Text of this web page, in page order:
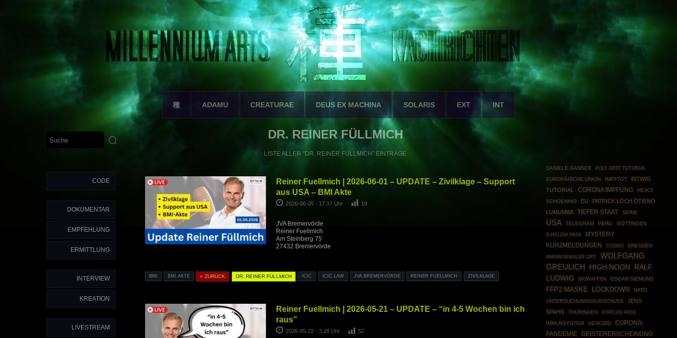
種 ADAMU CREATURAE DEUS EX MACHINA SOLARIS EXT INT
CODE
DOKUMENTAR
EMPFEHLUNG
ERMITTLUNG
INTERVIEW
KREATION
LIVESTREAM
DR. REINER FÜLLMICH
LISTE ALLER "DR. REINER FÜLLMICH" EINTRÄGE
Reiner Fuellmich | 2026-06-01 – UPDATE – Zivilklage – Support
aus USA – BMI Akte
2026-06-05 - 17:37 Uhr 19
JVA Bremervörde
Reiner Fuellmich
Am Steinberg 75
27432 Bremervörde
BMI BMI AKTE « ZURÜCK DR. REINER FÜLLMICH ICIC ICIC.LAW JVA BREMERVÖRDE REINER FUELLMICH ZIVILKLAGE
Reiner Fuellmich | 2026-05-21 – UPDATE – “in 4-5 Wochen bin ich
raus”
2026-05-22 - 3:28 Uhr 52
DANIELE GANSER
POLY GRID TUTORIAL
EUROPÄISCHE UNION
IMPFTOT
BITWIG
TUTORIAL
CORONA IMPFUNG
HEIKO
SCHOENING
EU
PATRICK LOCH OTIENO
LUMUMBA
TIEFER STAAT SERIE
USA TELEGRAM PERU GÖTTINGEN
DJATLOW PASS
MYSTERY
KURZMELDUNGEN
COSMO DRESDEN
PARANORMALER ORT
WOLFGANG
GREULICH
HIGH NOON
RALF
LUDWIG
BIOWAFFEN EDGAR SIEMUND
FFP2 MASKE LOCKDOWN
NATO
UNTERSUCHUNGSAUSSCHUSS
JENS
SPAHN
THÜRINGEN DYATLOV PASS
IMMUNSYSTEM GENOZID
CORONA-
PANDEMIE
GEISTERERSCHEINUNG